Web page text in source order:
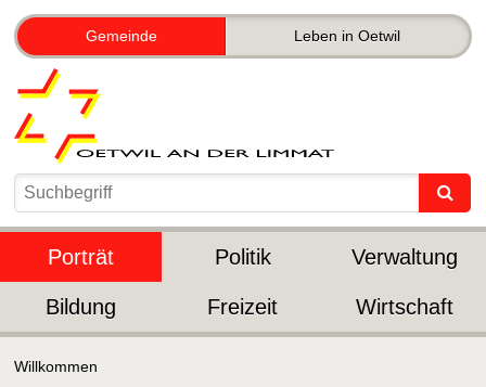
Gemeinde Leben in Oetwil
Porträt Politik Verwaltung
Bildung Freizeit Wirtschaft
Willkommen